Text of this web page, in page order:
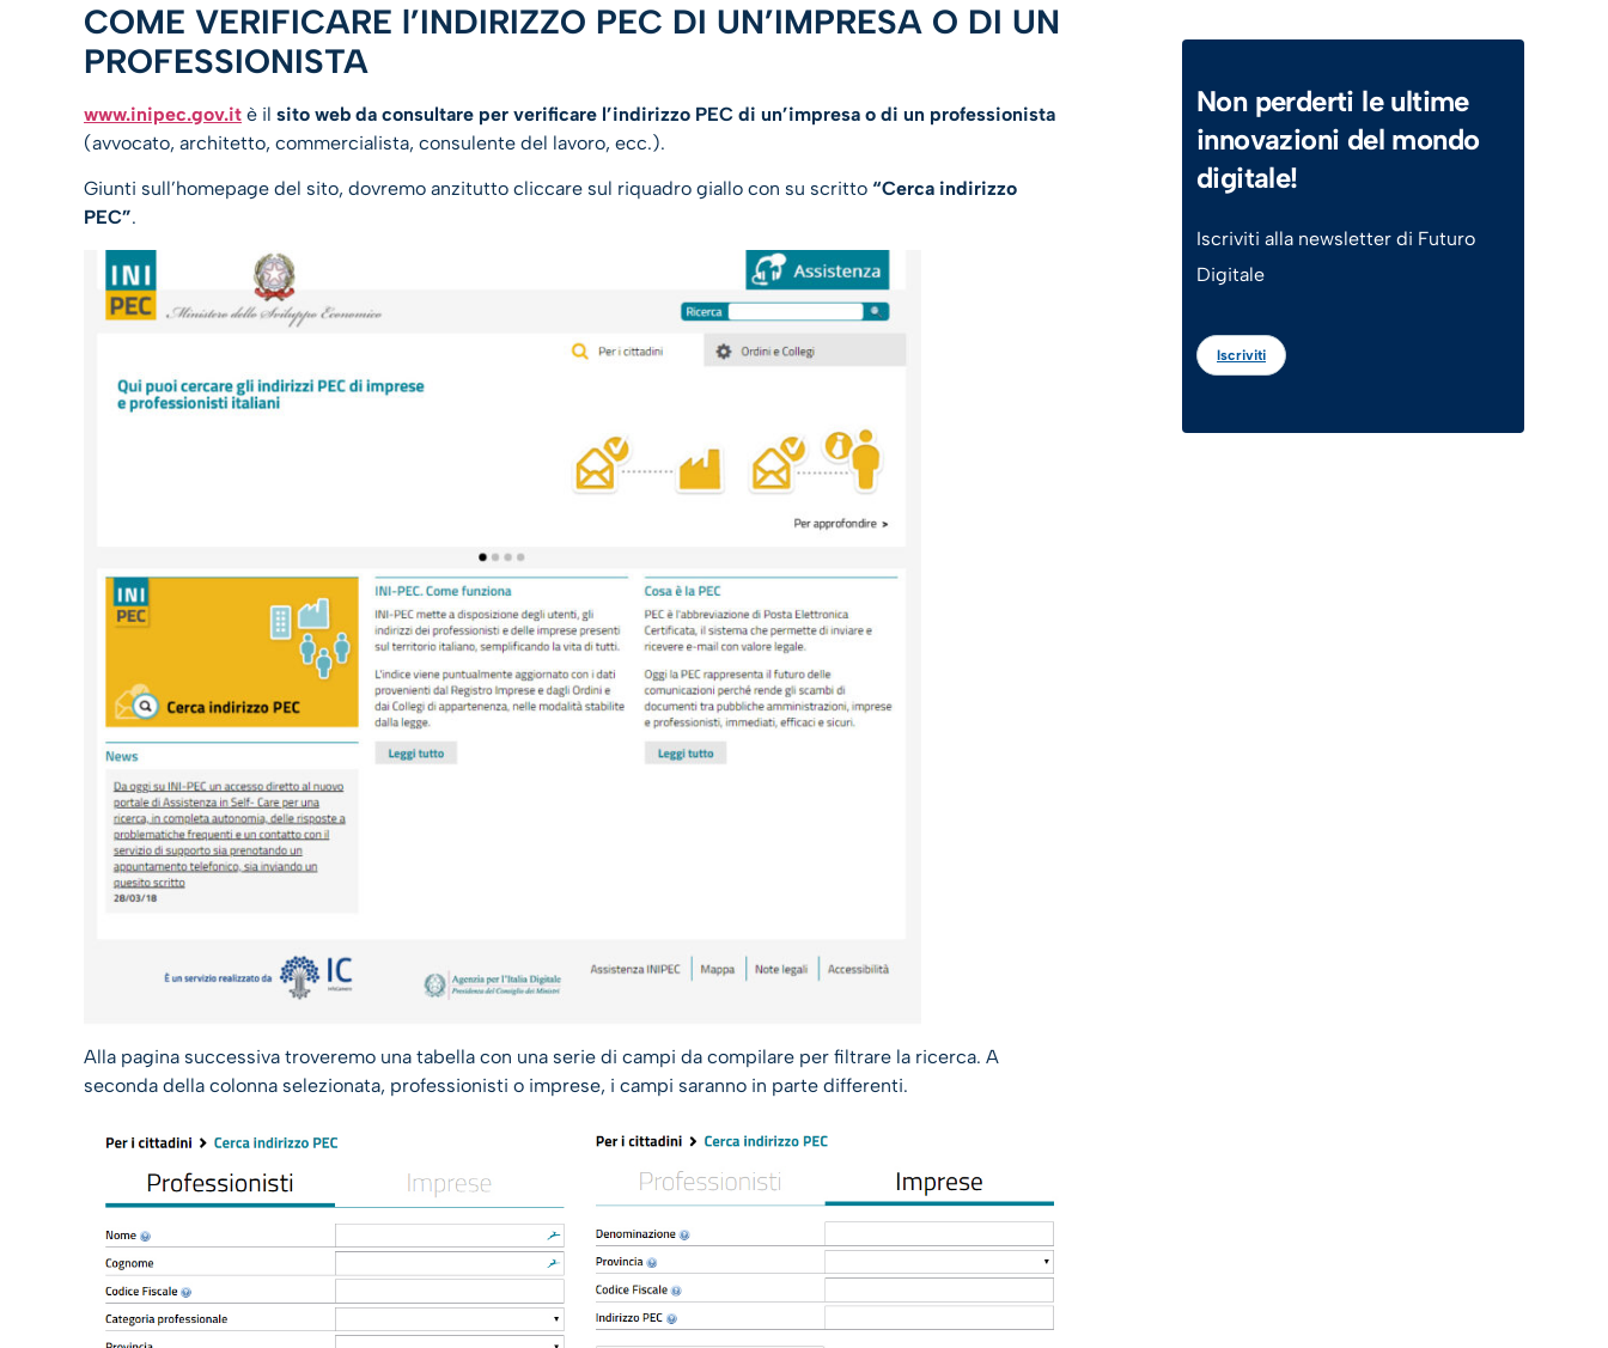
COME VERIFICARE l’INDIRIZZO PEC DI UN’IMPRESA O DI UN
PROFESSIONISTA
www.inipec.gov.it è il sito web da consultare per verificare l’indirizzo PEC di un’impresa o di un professionista
(avvocato, architetto, commercialista, consulente del lavoro, ecc.).
Giunti sull’homepage del sito, dovremo anzitutto cliccare sul riquadro giallo con su scritto “Cerca indirizzo
PEC”.
Alla pagina successiva troveremo una tabella con una serie di campi da compilare per filtrare la ricerca. A
seconda della colonna selezionata, professionisti o imprese, i campi saranno in parte differenti.
Non perderti le ultime
innovazioni del mondo
digitale!
Iscriviti alla newsletter di Futuro
Digitale
Iscriviti